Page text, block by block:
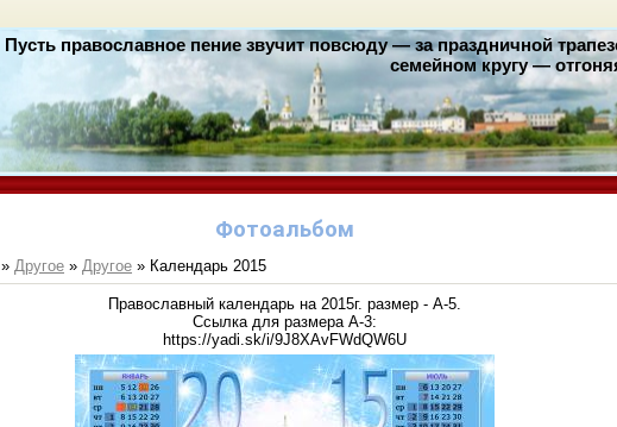
Пусть православное пение звучит повсюду — за праздничной
семейном кругу —
Фотоальбом
»Другое »Другое » Календарь 2015
Православный календарь на 2015г. размер - А-5.
Ссылка для размера А-3:
https://yadi.sk/i/9J8XAvFWdQW6U